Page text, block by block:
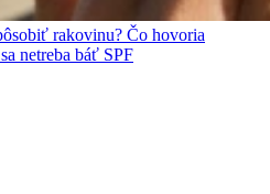
rakovinu? Čo hovoria
netreba báť SPF